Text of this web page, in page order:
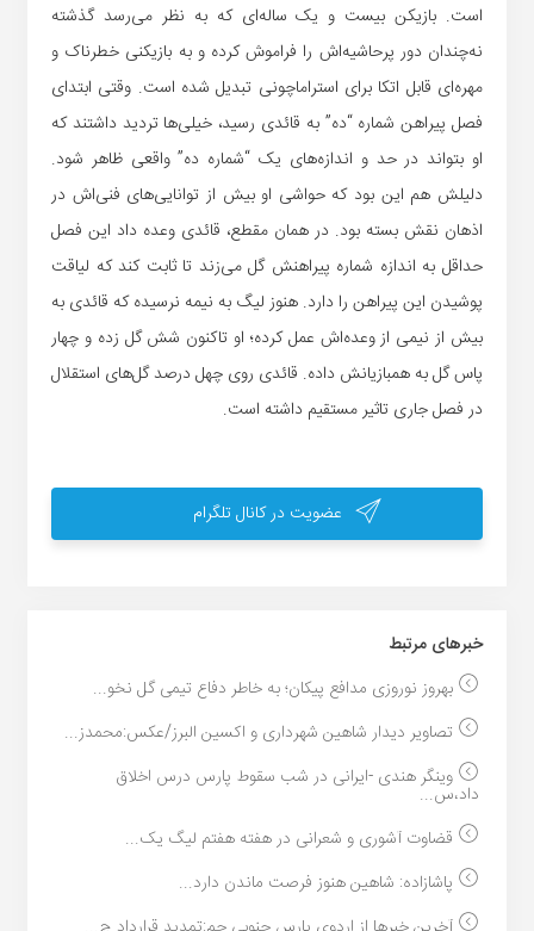
است. بازیکن بیست و یک ساله‌ای که به نظر می‌رسد گذشته
نه‌چندان دور پرحاشیه‌اش را فراموش کرده و به بازیکنی خطرناک و
مهره‌ای قابل اتکا برای استراماچونی تبدیل شده است. وقتی ابتدای
فصل پیراهن شماره “ده” به قائدی رسید، خیلی‌ها تردید داشتند که
او بتواند در حد و اندازه‌های یک “شماره ده” واقعی ظاهر شود.
دلیلش هم این بود که حواشی او بیش از توانایی‌های فنی‌اش در
اذهان نقش بسته بود. در همان مقطع، قائدی وعده داد این فصل
حداقل به اندازه شماره پیراهنش گل می‌زند تا ثابت کند که لیاقت
پوشیدن این پیراهن را دارد. هنوز لیگ به نیمه نرسیده که قائدی به
بیش از نیمی از وعده‌اش عمل کرده؛ او تاکنون شش گل زده و چهار
پاس گل به همبازیانش داده. قائدی روی چهل درصد گل‌های استقلال
در فصل جاری تاثیر مستقیم داشته است.
عضویت در کانال تلگرام
خبر‌های مرتبط
بهروز نوروزی مدافع پیکان؛ به خاطر دفاع تیمی گل نخو...
تصاویر دیدار شاهین شهرداری و اکسین البرز/عکس:محمدز...
وینگر هندی -ایرانی در شب سقوط پارس درس اخلاق
داد،س...
قضاوت آشوری و شعرانی در هفته هفتم لیگ یک...
پاشازاده: شاهین هنوز فرصت ماندن دارد...